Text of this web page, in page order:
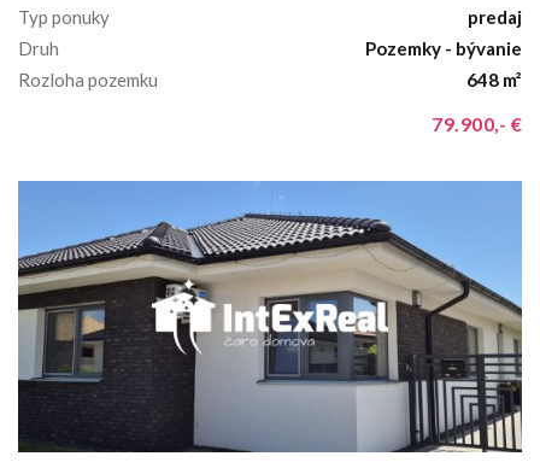
Typ ponuky
predaj
Druh
Pozemky - bývanie
Rozloha pozemku
648 m²
79.900,- €